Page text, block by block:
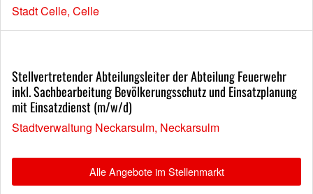
Stadt Celle, Celle
Stellvertretender Abteilungsleiter der Abteilung Feuerwehr
inkl. Sachbearbeitung Bevölkerungsschutz und Einsatzplanung
mit Einsatzdienst (m/w/d)
Stadtverwaltung Neckarsulm, Neckarsulm
Alle Angebote im Stellenmarkt